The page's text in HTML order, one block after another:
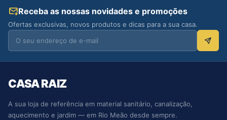
Receba as nossas novidades e promoções
Ofertas exclusivas, novos produtos e dicas para a sua casa.
CASA RAIZ
A sua loja de referência em material sanitário, canalização,
aquecimento e jardim — em Rio Meão desde sempre.